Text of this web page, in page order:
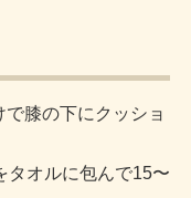
膝の下にクッショ
タオルに包んで15〜